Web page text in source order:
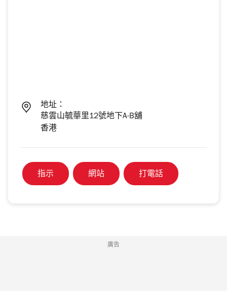
地址：
慈雲山毓華里12號地下A-B舖
香港
指示 網站 打電話
廣告